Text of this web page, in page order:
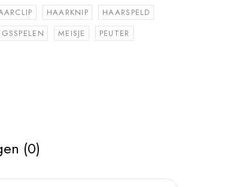
HAARKNIP
HAARSPELD
MEISJE
PEUTER
(0)